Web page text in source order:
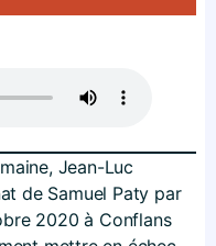
Jean-Luc
de Samuel Paty par
2020 à Conflans